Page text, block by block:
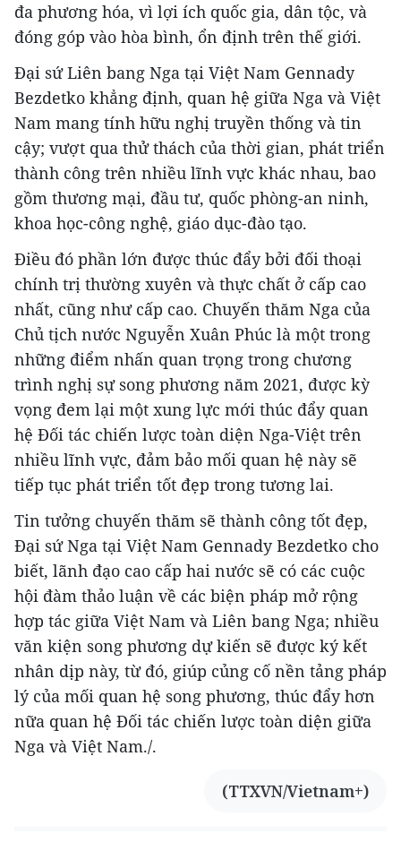
đa phương hóa, vì lợi ích quốc gia, dân tộc, và
đóng góp vào hòa bình, ổn định trên thế giới.
Đại sứ Liên bang Nga tại Việt Nam Gennady
Bezdetko khẳng định, quan hệ giữa Nga và Việt
Nam mang tính hữu nghị truyền thống và tin
cậy; vượt qua thử thách của thời gian, phát triển
thành công trên nhiều lĩnh vực khác nhau, bao
gồm thương mại, đầu tư, quốc phòng-an ninh,
khoa học-công nghệ, giáo dục-đào tạo.
Điều đó phần lớn được thúc đẩy bởi đối thoại
chính trị thường xuyên và thực chất ở cấp cao
nhất, cũng như cấp cao. Chuyến thăm Nga của
Chủ tịch nước Nguyễn Xuân Phúc là một trong
những điểm nhấn quan trọng trong chương
trình nghị sự song phương năm 2021, được kỳ
vọng đem lại một xung lực mới thúc đẩy quan
hệ Đối tác chiến lược toàn diện Nga-Việt trên
nhiều lĩnh vực, đảm bảo mối quan hệ này sẽ
tiếp tục phát triển tốt đẹp trong tương lai.
Tin tưởng chuyến thăm sẽ thành công tốt đẹp,
Đại sứ Nga tại Việt Nam Gennady Bezdetko cho
biết, lãnh đạo cao cấp hai nước sẽ có các cuộc
hội đàm thảo luận về các biện pháp mở rộng
hợp tác giữa Việt Nam và Liên bang Nga; nhiều
văn kiện song phương dự kiến sẽ được ký kết
nhân dịp này, từ đó, giúp củng cố nền tảng pháp
lý của mối quan hệ song phương, thúc đẩy hơn
nữa quan hệ Đối tác chiến lược toàn diện giữa
Nga và Việt Nam./.
(TTXVN/Vietnam+)